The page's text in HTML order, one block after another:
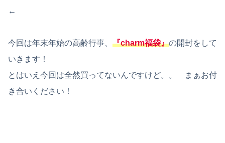
←
今回は年末年始の高齢行事、 『charm福袋』の開封をして
いきます！
とはいえ今回は全然買ってないんですけど。。 まぁお付
き合いください！